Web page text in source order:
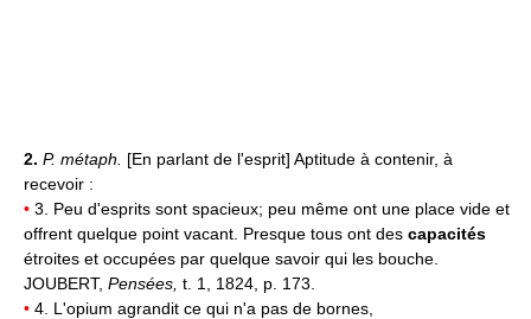
2. P. métaph. [En parlant de l'esprit] Aptitude à contenir, à
recevoir :
• 3. Peu d'esprits sont spacieux; peu même ont une place vide et
offrent quelque point vacant. Presque tous ont des capacités
étroites et occupées par quelque savoir qui les bouche.
JOUBERT, Pensées, t. 1, 1824, p. 173.
• 4. L'opium agrandit ce qui n'a pas de bornes,